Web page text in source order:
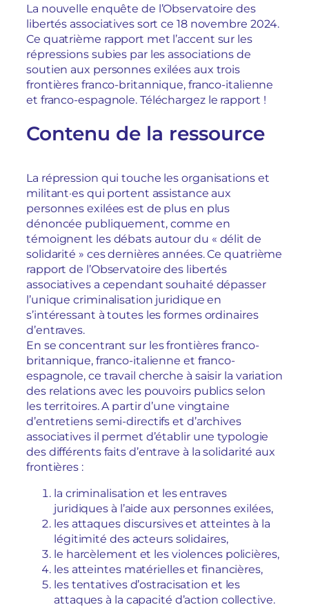
La nouvelle enquête de l’Observatoire des
libertés associatives sort ce 18 novembre 2024.
Ce quatrième rapport met l’accent sur les
répressions subies par les associations de
soutien aux personnes exilées aux trois
frontières franco-britannique, franco-italienne
et franco-espagnole. Téléchargez le rapport !
Contenu de la ressource
La répression qui touche les organisations et
militant·es qui portent assistance aux
personnes exilées est de plus en plus
dénoncée publiquement, comme en
témoignent les débats autour du « délit de
solidarité » ces dernières années. Ce quatrième
rapport de l’Observatoire des libertés
associatives a cependant souhaité dépasser
l’unique criminalisation juridique en
s’intéressant à toutes les formes ordinaires
d’entraves.
En se concentrant sur les frontières franco-
britannique, franco-italienne et franco-
espagnole, ce travail cherche à saisir la variation
des relations avec les pouvoirs publics selon
les territoires. A partir d’une vingtaine
d’entretiens semi-directifs et d’archives
associatives il permet d’établir une typologie
des différents faits d’entrave à la solidarité aux
frontières :
la criminalisation et les entraves
juridiques à l’aide aux personnes exilées,
les attaques discursives et atteintes à la
légitimité des acteurs solidaires,
le harcèlement et les violences policières,
les atteintes matérielles et financières,
les tentatives d’ostracisation et les
attaques à la capacité d’action collective.